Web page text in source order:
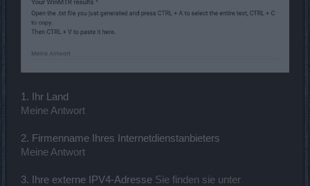
1. Ihr Land
Meine Antwort
2. Firmenname Ihres Internetdienstanbieters
Meine Antwort
3. Ihre externe IPV4-Adresse Sie finden sie unter